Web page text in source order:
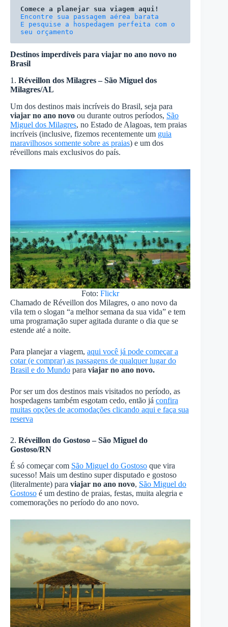
Comece a planejar sua viagem aqui!
E pesquise a hospedagem perfeita com o
seu orçamento
Destinos imperdíveis para viajar no ano novo no
Brasil
1. Réveillon dos Milagres – São Miguel dos
Milagres/AL
Um dos destinos mais incríveis do Brasil, seja para
viajar no ano novo ou durante outros períodos, São
Miguel dos Milagres, no Estado de Alagoas, tem praias
incríveis (inclusive, fizemos recentemente um guia
maravilhosos somente sobre as praias) e um dos
réveillons mais exclusivos do país.
Foto:Flickr
Chamado de Réveillon dos Milagres, o ano novo da
vila tem o slogan “a melhor semana da sua vida” e tem
uma programação super agitada durante o dia que se
estende até a noite.
Para planejar a viagem, aqui você já pode começar a
cotar (e comprar) as passagens de qualquer lugar do
Brasil e do Mundo para viajar no ano novo.
Por ser um dos destinos mais visitados no período, as
hospedagens também esgotam cedo, então já confira
muitas opções de acomodações clicando aqui e faça sua
reserva
2. Réveillon do Gostoso – São Miguel do
Gostoso/RN
É só começar com São Miguel do Gostoso que vira
sucesso! Mais um destino super disputado e gostoso
(literalmente) para viajar no ano novo, São Miguel do
Gostoso é um destino de praias, festas, muita alegria e
comemorações no período do ano novo.